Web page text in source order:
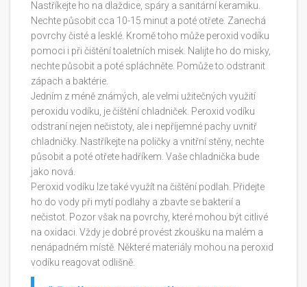
Nastříkejte ho na dlaždice, spáry a sanitární keramiku.
Nechte působit cca 10-15 minut a poté otřete. Zanechá
povrchy čisté a lesklé. Kromě toho může peroxid vodíku
pomoci i při čištění toaletních misek. Nalijte ho do misky,
nechte působit a poté spláchněte. Pomůže to odstranit
zápach a baktérie.
Jedním z méně známých, ale velmi užitečných využití
peroxidu vodíku, je čištění chladniček. Peroxid vodíku
odstraní nejen nečistoty, ale i nepříjemné pachy uvnitř
chladničky. Nastříkejte na poličky a vnitřní stěny, nechte
působit a poté otřete hadříkem. Vaše chladnička bude
jako nová.
Peroxid vodíku lze také využít na čištění podlah. Přidejte
ho do vody při mytí podlahy a zbavte se bakterií a
nečistot. Pozor však na povrchy, které mohou být citlivé
na oxidaci. Vždy je dobré provést zkoušku na malém a
nenápadném místě. Některé materiály mohou na peroxid
vodíku reagovat odlišně.